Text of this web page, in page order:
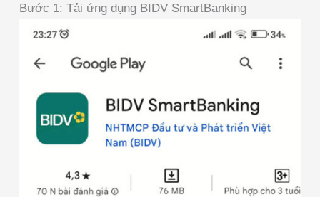
Bước 1: Tải ứng dụng BIDV SmartBanking